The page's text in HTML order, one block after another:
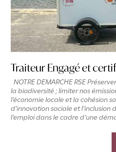
Traiteur Engagé et
NOTRE DEMARCHE RSE
la biodiversité ; limiter nos
l’économie locale et la cohésion
d’innovation sociale et l’inclusion
l’emploi dans le cadre d’une